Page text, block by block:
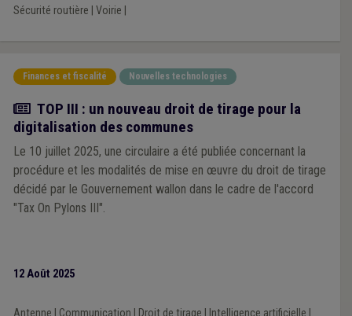
Sécurité routière Voirie
Finances et fiscalité Nouvelles technologies
Actualité
TOP III : un nouveau droit de tirage pour la
digitalisation des communes
Le 10 juillet 2025, une circulaire a été publiée concernant la
procédure et les modalités de mise en œuvre du droit de tirage
décidé par le Gouvernement wallon dans le cadre de l'accord
"Tax On Pylons III".
12 Août 2025
Antenne Communication Droit de tirage Intelligence artificielle